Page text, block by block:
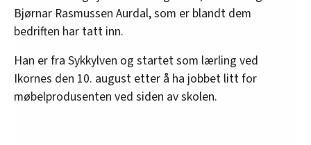
Bjørnar Rasmussen Aurdal, som er blandt dem
bedriften har tatt inn.
Han er fra Sykkylven og startet som lærling ved
Ikornes den 10. august etter å ha jobbet litt for
møbelprodusenten ved siden av skolen.